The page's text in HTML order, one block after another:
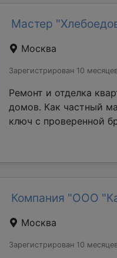
Мастер
Москва
Зарегистрирован 10
Ремонт и отделка
домов. Как частный
ключ с проверенной
Компания "ООО
Москва
Зарегистрирован 10